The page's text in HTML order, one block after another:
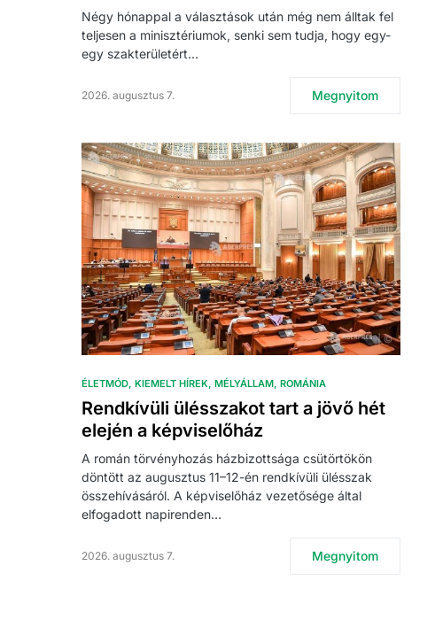
Négy hónappal a választások után még nem álltak fel
teljesen a minisztériumok, senki sem tudja, hogy egy-
egy szakterületért…
2026. augusztus 7. Megnyitom
ÉLETMÓD KIEMELT HÍREK MÉLYÁLLAM ROMÁNIA
Rendkívüli ülésszakot tart a jövő hét
elején a képviselőház
A román törvényhozás házbizottsága csütörtökön
döntött az augusztus 11–12-én rendkívüli ülésszak
összehívásáról. A képviselőház vezetősége által
elfogadott napirenden…
2026. augusztus 7. Megnyitom